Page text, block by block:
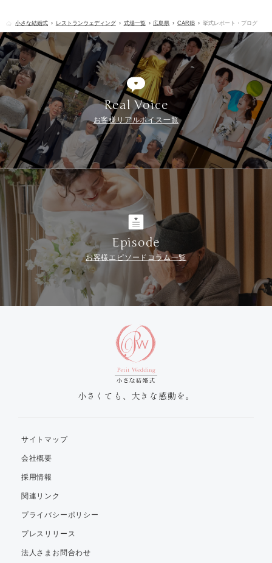
小さな結婚式 レストランウェディング 式場一覧 広島県 CARIB 挙式レポート・ブログ
Real Voice
お客様リアルボイス一覧
Episode
お客様エピソードコラム一覧
小さくても、大きな感動を。
サイトマップ
会社概要
採用情報
関連リンク
プライバシーポリシー
プレスリリース
法人さまお問合わせ